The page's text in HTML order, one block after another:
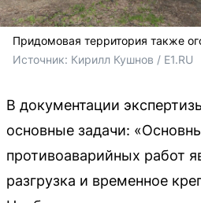
Придомовая территория также
Источник: Кирилл Кушнов / E1.RU
В документации
основные задачи:
противоаварийных работ
разгрузка и временное